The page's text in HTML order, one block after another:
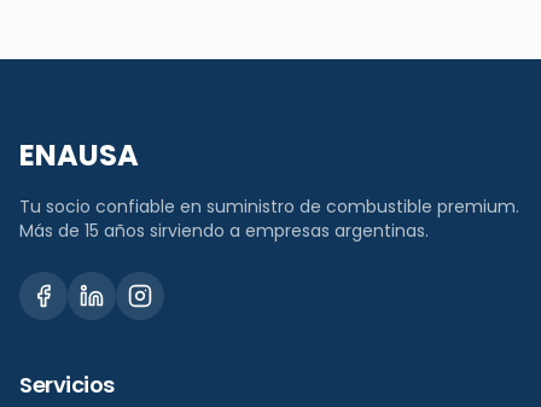
ENAUSA
Tu socio confiable en suministro de combustible premium.
Más de 15 años sirviendo a empresas argentinas.
Servicios